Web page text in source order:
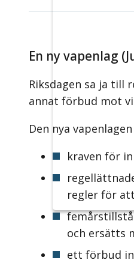
En ny vapenlag
Riksdagen sa ja till
annat förbud mot
Den nya
kraven för
regler för
och ersätts
ett förbud